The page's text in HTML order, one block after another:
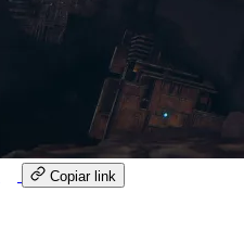
Copiar link